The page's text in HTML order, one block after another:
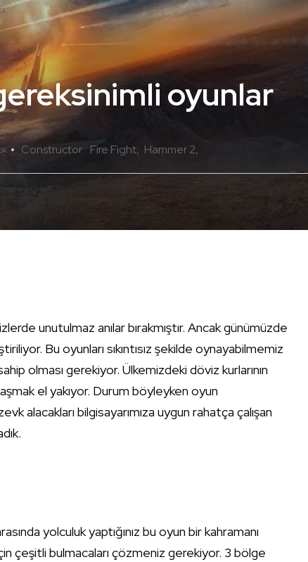
oyunlar
Constructor Fire Fight Hammer 2
unutulmaz anılar bırakmıştır. Ancak günümüzde
Bu oyunları sıkıntısız şekilde oynayabilmemiz
olması gerekiyor. Ülkemizdeki döviz kurlarının
el yakıyor. Durum böyleyken oyun
alacakları bilgisayarımıza uygun rahatça çalışan
yolculuk yaptığınız bu oyun bir kahramanı
çeşitli bulmacaları çözmeniz gerekiyor. 3 bölge